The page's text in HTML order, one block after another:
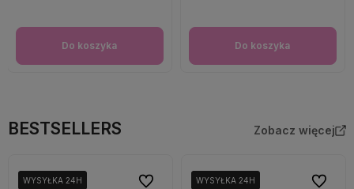
Do koszyka Do koszyka
BESTSELLERS Zobacz więcej
WYSYŁKA 24H
WYSYŁKA 24H Do ulubionychWYSYŁKA 24H
WYSYŁKA 24H Do